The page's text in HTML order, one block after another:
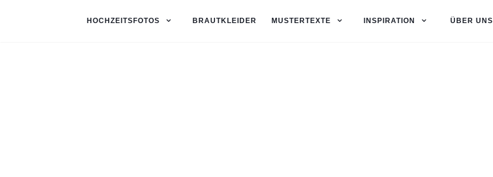
HOCHZEITSFOTOS BRAUTKLEIDER MUSTERTEXTE INSPIRATION ÜBER UNS